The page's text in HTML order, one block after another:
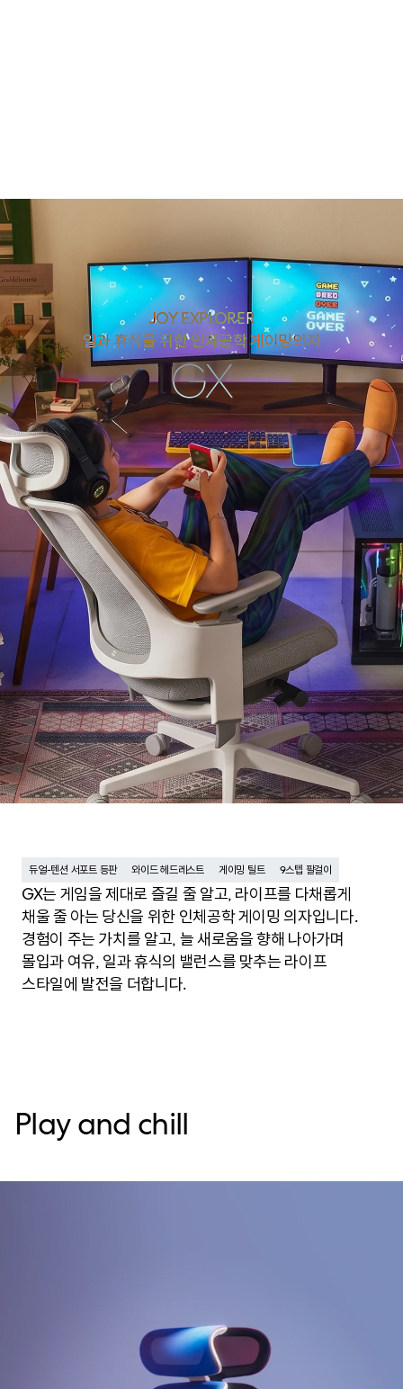
JOY EXPLORER
일과 휴식을 위한 인체공학 게이밍의자
GX
듀얼-텐션 서포트 등판 와이드 헤드레스트 게이밍 틸트 9스텝 팔걸이
GX는 게임을 제대로 즐길 줄 알고, 라이프를 다채롭게
채울 줄 아는 당신을 위한 인체공학 게이밍 의자입니다.
경험이 주는 가치를 알고, 늘 새로움을 향해 나아가며
몰입과 여유, 일과 휴식의 밸런스를 맞추는 라이프
스타일에 발전을 더합니다.
Play and chill